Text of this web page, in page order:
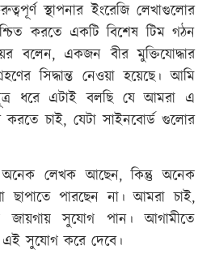
স্থাপনার ইংরেজি লেখাগুলোর
করতে একটি বিশেষ টিম গঠন
বলেন, একজন বীর মুক্তিযোদ্ধার
সিদ্ধান্ত নেওয়া হয়েছে। আমি
ধরে এটাই বলছি যে আমরা এ
চাই, যেটা সাইনবোর্ড গুলোর
অনেক লেখক আছেন, কিন্তু অনেক
ছাপাতে পারছেন না। আমরা চাই,
জায়গায় সুযোগ পান। আগামীতে
এই সুযোগ করে দেবে।